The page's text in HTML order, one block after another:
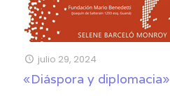
julio 29, 2024
«Diáspora y diplomacia»